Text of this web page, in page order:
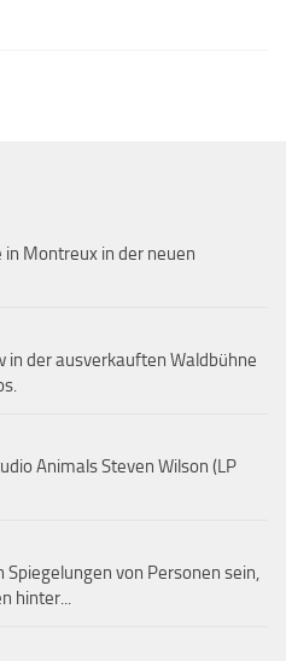
in Montreux in der neuen
in der ausverkauften Waldbühne
Animals Steven Wilson (LP
Spiegelungen von Personen sein,
hinter...